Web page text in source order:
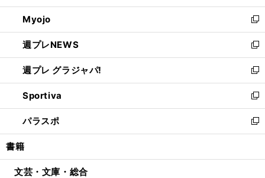
開
く
ウ
で
開
く
ン
ド
ウ
で
開
く
ウ
ィ
ン
ド
ウ
で
開
く
Myojo
新
し
い
ウ
ィ
ン
ド
ウ
で
開
週プレNEWS
新
し
い
ウ
ィ
ン
ド
ウ
開
週プレ グラジャパ!
新
し
い
ウ
ィ
ン
ウ
Sportiva
新
し
い
ウ
ン
パラスポ
新
し
ウ
書籍
文芸・文庫・総合